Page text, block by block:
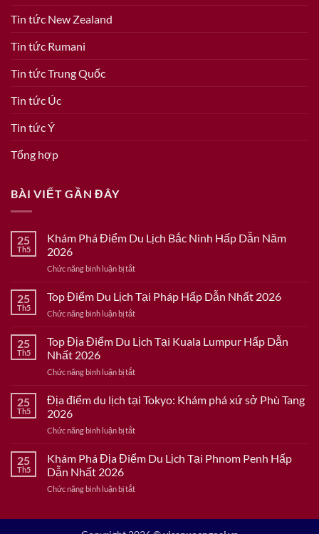
Tin tức New Zealand
Tin tức Rumani
Tin tức Trung Quốc
Tin tức Úc
Tin tức Ý
Tổng hợp
BÀI VIẾT GẦN ĐÂY
25
Th5
Khám Phá Điểm Du Lịch Bắc Ninh Hấp Dẫn Năm
2026
Chức năng bình luận bị tắtở
Phá
Điểm
Du
Bắc
Dẫn
2026
25
Th5
Top Điểm Du Lịch Tại Pháp Hấp Dẫn Nhất 2026
Chức năng bình luận bị tắtở
Điểm
Du
Tại
Hấp
2026
25
Th5
Top Địa Điểm Du Lịch Tại Kuala Lumpur Hấp Dẫn
Nhất 2026
Chức năng bình luận bị tắtở
Địa
Điểm
Lịch
Kuala
Dẫn
25
Th5
Địa điểm du lịch tại Tokyo: Khám phá xứ sở Phù Tang
2026
Chức năng bình luận bị tắtở
điểm
du
tại
25
Th5
Khám Phá Địa Điểm Du Lịch Tại Phnom Penh Hấp
Dẫn Nhất 2026
Chức năng bình luận bị tắtở